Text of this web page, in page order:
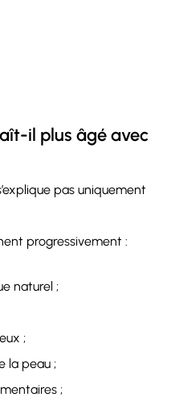
il plus âgé avec
pas uniquement
progressivement :
naturel ;
;
la peau ;
;